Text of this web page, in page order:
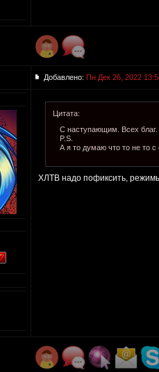
Добавлено: Пн Дек 26, 2022
Цитата:
С наступающим. Всех благ.
P.S.
А я то думаю что то не то
ХЛТВ надо пофиксить,